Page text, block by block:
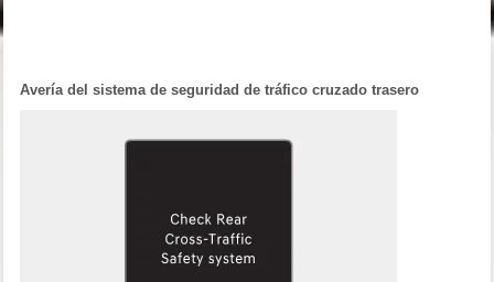
Avería del sistema de seguridad de tráfico cruzado trasero